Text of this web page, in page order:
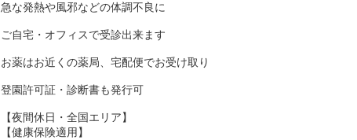
急な発熱や風邪などの体調不良に
ご自宅・オフィスで受診出来ます
お薬はお近くの薬局、宅配便でお受け取り
登園許可証・診断書も発行可
【夜間休日・全国エリア】
【健康保険適用】